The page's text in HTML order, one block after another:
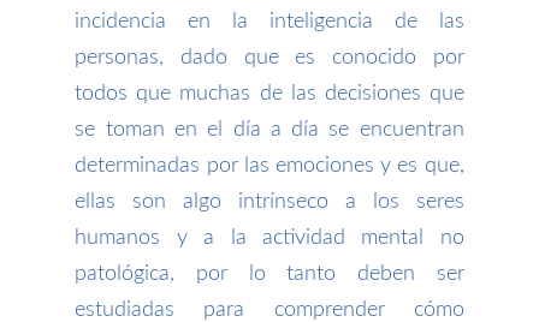
incidencia en la inteligencia de las
personas, dado que es conocido por
todos que muchas de las decisiones que
se toman en el día a día se encuentran
determinadas por las emociones y es que,
ellas son algo intrínseco a los seres
humanos y a la actividad mental no
patológica, por lo tanto deben ser
estudiadas para comprender cómo